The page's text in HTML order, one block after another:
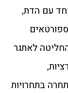
עם הדת,
וצוללים. בגיל 70 היא החליטה לאתגר
בתחרויות